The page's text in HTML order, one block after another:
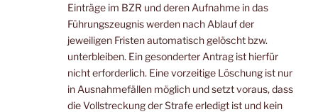
Einträge im BZR und deren Aufnahme in das
Führungszeugnis werden nach Ablauf der
jeweiligen Fristen automatisch gelöscht bzw.
unterbleiben. Ein gesonderter Antrag ist hierfür
nicht erforderlich. Eine vorzeitige Löschung ist nur
in Ausnahmefällen möglich und setzt voraus, dass
die Vollstreckung der Strafe erledigt ist und kein